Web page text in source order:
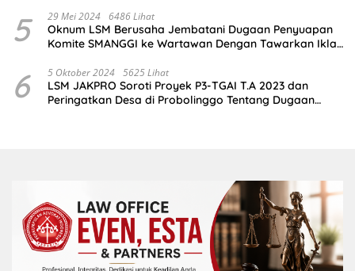
5 29 Mei 2024 6486 Lihat
Oknum LSM Berusaha Jembatani Dugaan Penyuapan
Komite SMANGGI ke Wartawan Dengan Tawarkan Iklan
6 5 Oktober 2024 5625 Lihat
LSM JAKPRO Soroti Proyek P3-TGAI T.A 2023 dan
Peringatkan Desa di Probolinggo Tentang Dugaan